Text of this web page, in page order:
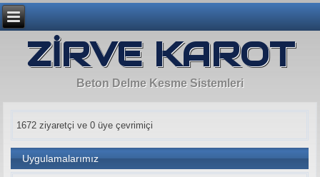
ZİRVE KAROT
Beton Delme Kesme Sistemleri
1672 ziyaretçi ve 0 üye çevrimiçi
Uygulamalarımız